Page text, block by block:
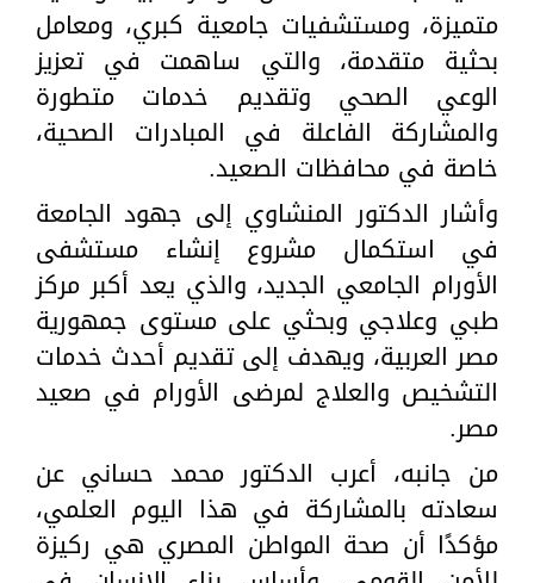
متميزة، ومستشفيات جامعية كبري، ومعامل
بحثية متقدمة، والتي ساهمت في تعزيز
الوعي الصحي وتقديم خدمات متطورة
والمشاركة الفاعلة في المبادرات الصحية،
خاصة في محافظات الصعيد.
وأشار الدكتور المنشاوي إلى جهود الجامعة
في استكمال مشروع إنشاء مستشفى
الأورام الجامعي الجديد، والذي يعد أكبر مركز
طبي وعلاجي وبحثي على مستوى جمهورية
مصر العربية، ويهدف إلى تقديم أحدث خدمات
التشخيص والعلاج لمرضى الأورام في صعيد
مصر.
من جانبه، أعرب الدكتور محمد حساني عن
سعادته بالمشاركة في هذا اليوم العلمي،
مؤكدًا أن صحة المواطن المصري هي ركيزة